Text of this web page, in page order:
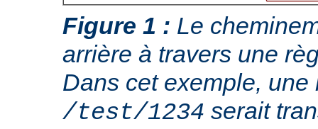
Figure 1 : Le
arrière à travers une
Dans cet exemple, une
/test/1234 serait